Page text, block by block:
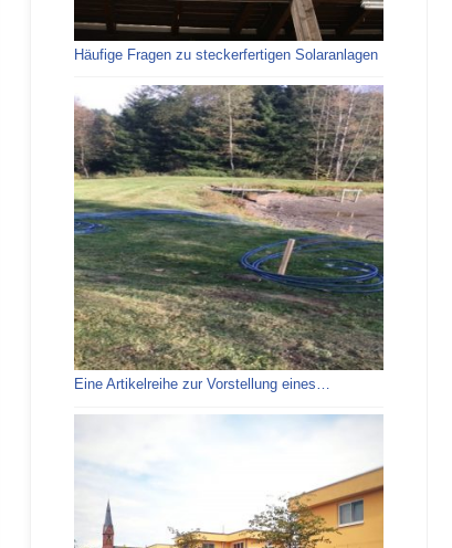
Häufige Fragen zu steckerfertigen Solaranlagen
Eine Artikelreihe zur Vorstellung eines…